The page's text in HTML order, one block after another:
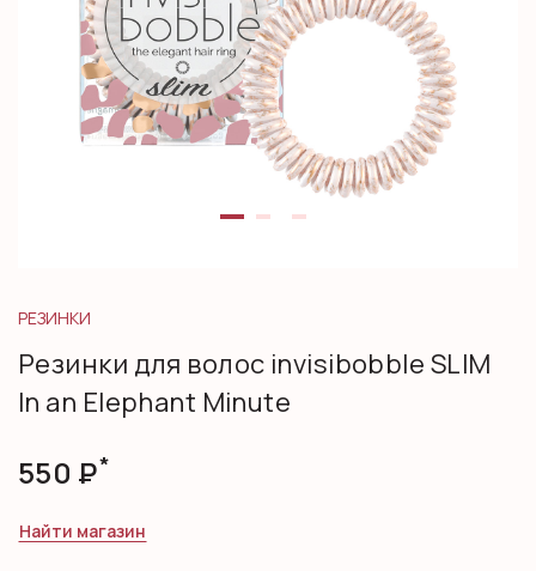
РЕЗИНКИ
Резинки для волос invisibobble SLIM
In an Elephant Minute
550 Р*
Найти магазин